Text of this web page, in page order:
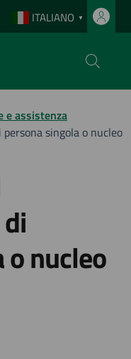
ITALIANO ▼
e assistenza
singola o nucleo
nucleo